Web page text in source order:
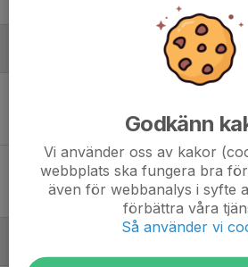
FBK Karlstad - Man United,
Liverpool, Nottingham - FBK
Örsholmens IP
-
Godkänn
Vi använder oss av kakor
webbplats ska fungera bra
även för webbanalys i syfte
förbättra våra
Så använder vi